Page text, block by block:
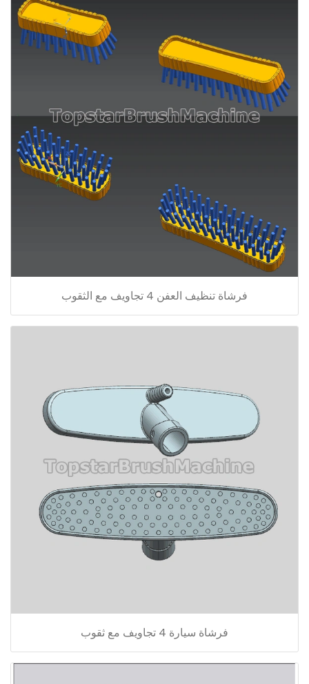
فرشاة تنظيف العفن 4 تجاويف مع الثقوب
فرشاة سيارة 4 تجاويف مع ثقوب